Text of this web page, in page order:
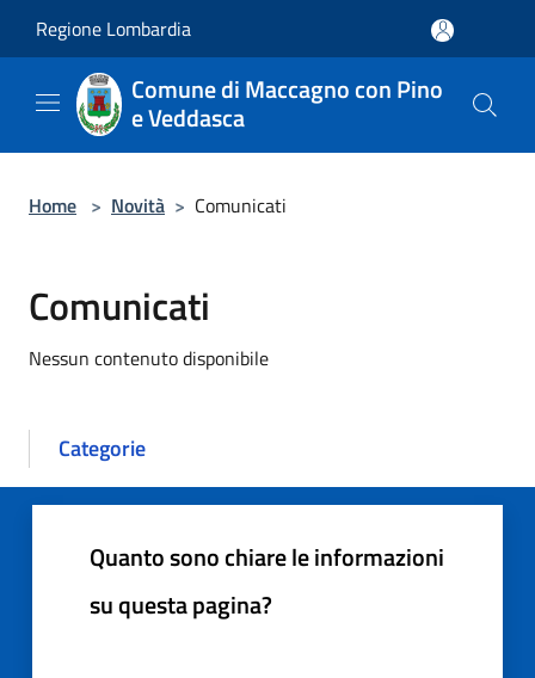
Regione Lombardia
Comune di Maccagno con Pino
e Veddasca
Home > Novità > Comunicati
Comunicati
Nessun contenuto disponibile
Categorie
Quanto sono chiare le informazioni
su questa pagina?